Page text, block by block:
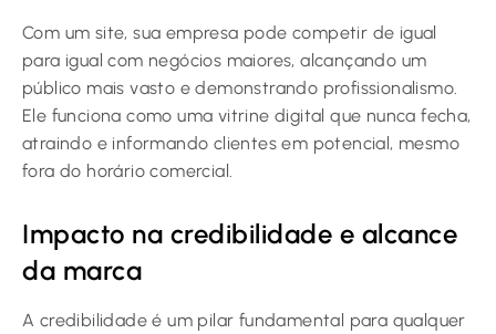
Com um site, sua empresa pode competir de igual
para igual com negócios maiores, alcançando um
público mais vasto e demonstrando profissionalismo.
Ele funciona como uma vitrine digital que nunca fecha,
atraindo e informando clientes em potencial, mesmo
fora do horário comercial.
Impacto na credibilidade e alcance
da marca
A credibilidade é um pilar fundamental para qualquer